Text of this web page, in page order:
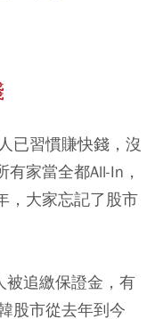
已習慣賺快錢，沒
家當全都All-In，
，大家忘記了股市
追繳保證金，有
股市從去年到今